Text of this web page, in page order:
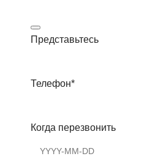
Представьтесь
Телефон*
Когда перезвонить